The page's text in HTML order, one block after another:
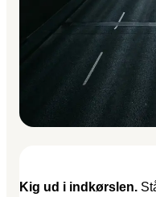
Kig ud i indkørslen.